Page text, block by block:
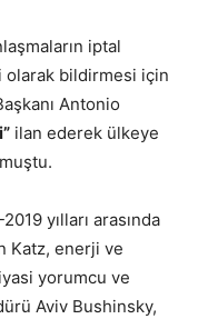
iptal
olarak bildirmesi için
Antonio
ilan ederek ülkeye
yılları arasında
Katz, enerji ve
yorumcu ve
Aviv Bushinsky,